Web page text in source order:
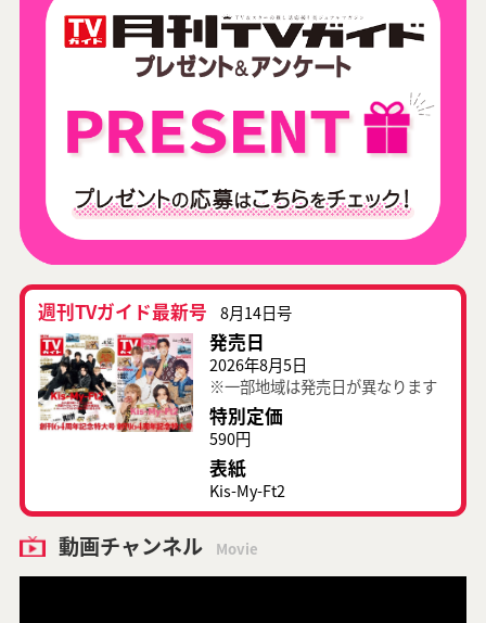
週刊TVガイド最新号 8月14日号
発売日
2026年8月5日
※一部地域は発売日が異なります
特別定価
590円
表紙
Kis-My-Ft2
動画チャンネル Movie